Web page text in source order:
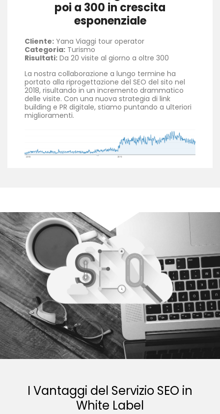
poi a 300 in crescita
esponenziale
Cliente: Yana Viaggi tour operator
Categoria: Turismo
Risultati: Da 20 visite al giorno a oltre 300
La nostra collaborazione a lungo termine ha
portato alla riprogettazione del SEO del sito nel
2018, risultando in un incremento drammatico
delle visite. Con una nuova strategia di link
building e PR digitale, stiamo puntando a ulteriori
miglioramenti.
I Vantaggi del Servizio SEO in
White Label